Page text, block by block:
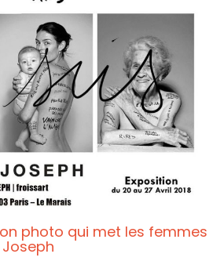
photo qui met les femmes